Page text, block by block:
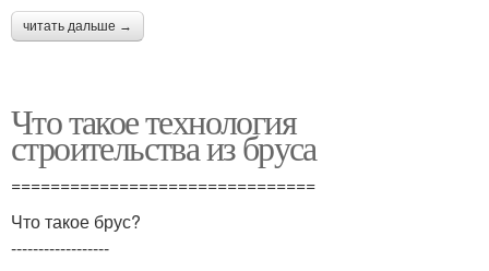
читать дальше →
Что такое технология
строительства из бруса
===============================
Что такое брус?
------------------